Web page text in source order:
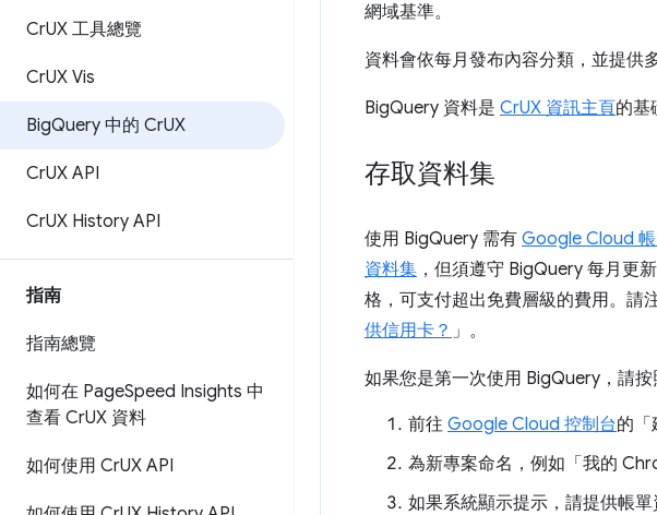
CrUX 工具總覽
CrUX Vis
BigQuery 中的 CrUX
CrUX API
CrUX History API
指南
指南總覽
如何在 PageSpeed Insights 中
查看 CrUX 資料
如何使用 CrUX API
網域基準。
資料會依每月發布內容分類，並提供
BigQuery 資料是 CrUX 資訊主頁的基
存取資料集
使用 BigQuery 需有 Google Cloud
資料集 ，但須遵守 BigQuery 每月更
格，可支付超出免費層級的費用。請
供信用卡？ 」。
如果您是第一次使用 BigQuery，請按
前往 Google Cloud 控制台的「
為新專案命名，例如「我的
如果系統顯示提示，請提供帳單